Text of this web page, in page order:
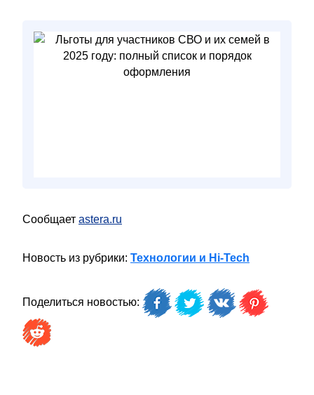
Сообщает astera.ru
Новость из рубрики: Технологии и Hi-Tech
Поделиться новостью: